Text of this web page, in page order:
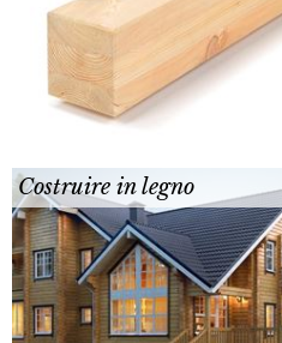
Costruire in legno